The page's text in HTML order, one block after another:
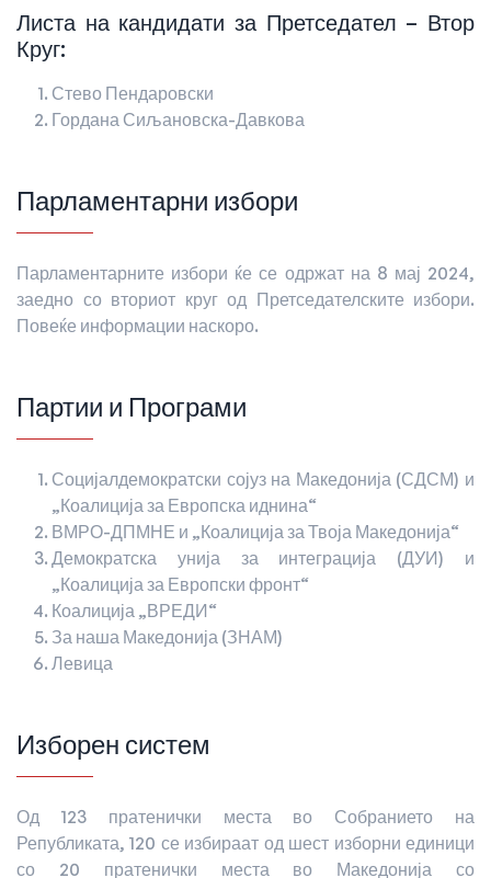
Листа на кандидати за Претседател – Втор
Круг:
Стево Пендаровски
Гордана Сиљановска-Давкова
Парламентарни избори
Парламентарните избори ќе се одржат на 8 мај 2024,
заедно со вториот круг од Претседателските избори.
Повеќе информации наскоро.
Партии и Програми
Социјалдемократски сојуз на Македонија (СДСМ) и
„Коалиција за Европска иднина“
ВМРО-ДПМНЕ и „Коалиција за Твоја Македонија“
Демократска унија за интеграција (ДУИ) и
„Коалиција за Европски фронт“
Коалиција „ВРЕДИ“
За наша Македонија (ЗНАМ)
Левица
Изборен систем
Од 123 пратенички места во Собранието на
Републиката, 120 се избираат од шест изборни единици
со 20 пратенички места во Македонија со